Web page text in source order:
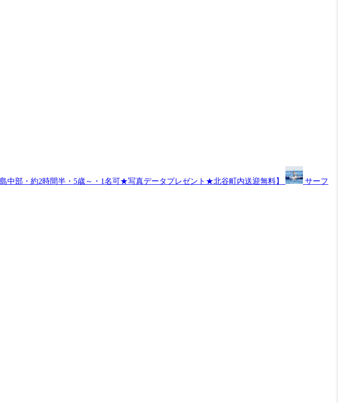
部・約2時間半・5歳～・1名可★写真データプレゼント★北谷町内送迎無料】
サーフ